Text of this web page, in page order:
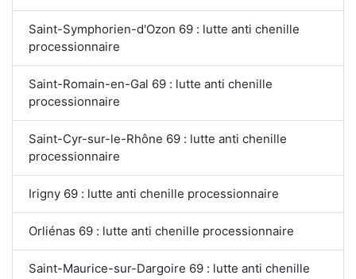
Saint-Symphorien-d'Ozon 69 : lutte anti chenille
processionnaire
Saint-Romain-en-Gal 69 : lutte anti chenille
processionnaire
Saint-Cyr-sur-le-Rhône 69 : lutte anti chenille
processionnaire
Irigny 69 : lutte anti chenille processionnaire
Orliénas 69 : lutte anti chenille processionnaire
Saint-Maurice-sur-Dargoire 69 : lutte anti chenille